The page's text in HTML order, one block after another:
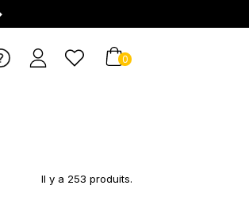
0
Il y a 253 produits.